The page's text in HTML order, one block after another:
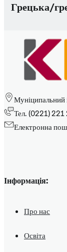
Грецька/
Муніципальний
Тел. (0221)
Електронна
Інформація:
Про нас
Освіта